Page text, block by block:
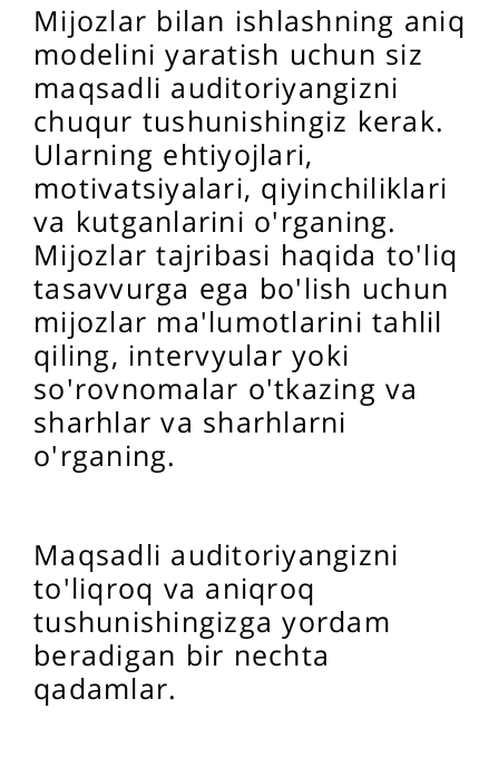
Mijozlar bilan ishlashning aniq
modelini yaratish uchun siz
maqsadli auditoriyangizni
chuqur tushunishingiz kerak.
Ularning ehtiyojlari,
motivatsiyalari, qiyinchiliklari
va kutganlarini o'rganing.
Mijozlar tajribasi haqida to'liq
tasavvurga ega bo'lish uchun
mijozlar ma'lumotlarini tahlil
qiling, intervyular yoki
so'rovnomalar o'tkazing va
sharhlar va sharhlarni
o'rganing.
Maqsadli auditoriyangizni
to'liqroq va aniqroq
tushunishingizga yordam
beradigan bir nechta
qadamlar.